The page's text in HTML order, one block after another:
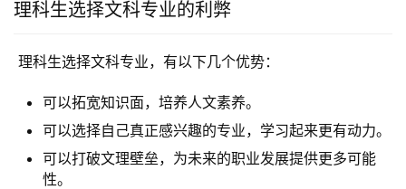
理科生选择文科专业的利弊
理科生选择文科专业，有以下几个优势：
可以拓宽知识面，培养人文素养。
可以选择自己真正感兴趣的专业，学习起来更有动力。
可以打破文理壁垒，为未来的职业发展提供更多可能
性。